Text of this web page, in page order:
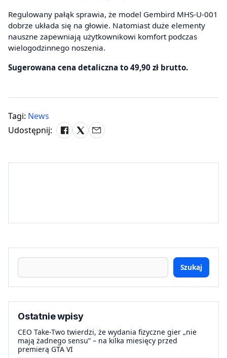
Regulowany pałąk sprawia, że model Gembird MHS-U-001
dobrze układa się na głowie. Natomiast duże elementy
nauszne zapewniają użytkownikowi komfort podczas
wielogodzinnego noszenia.
Sugerowana cena detaliczna to 49,90 zł brutto.
Tagi: News
Udostępnij:
Szukaj
Ostatnie wpisy
CEO Take-Two twierdzi, że wydania fizyczne gier „nie
mają żadnego sensu” – na kilka miesięcy przed
premierą GTA VI